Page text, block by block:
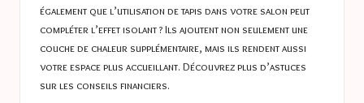
également que l’utilisation de tapis dans votre salon peut
compléter l’effet isolant ? Ils ajoutent non seulement une
couche de chaleur supplémentaire, mais ils rendent aussi
votre espace plus accueillant. Découvrez plus d’astuces
sur les conseils financiers.